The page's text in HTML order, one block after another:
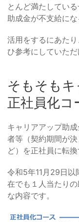
とんど満たしてい
助成金が不支給にな
活用をするにあた
ひ参考にしていただ
そもそも
正社員化コ
キャリアアップ助
者等（契約期間が
ど）を正社員に転
令和5年11月29日
在でも１人当たり
な内容です。